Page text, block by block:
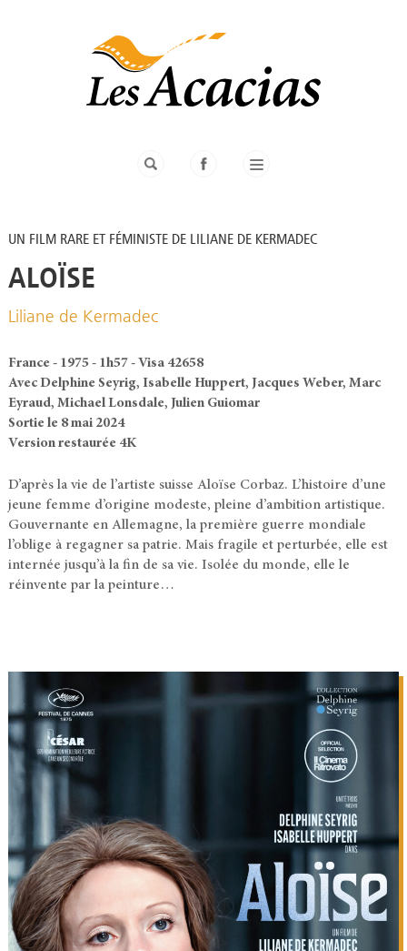
UN FILM RARE ET FÉMINISTE DE LILIANE DE KERMADEC
ALOÏSE
Liliane de Kermadec
France - 1975 - 1h57 - Visa 42658
Avec Delphine Seyrig, Isabelle Huppert, Jacques Weber, Marc
Eyraud, Michael Lonsdale, Julien Guiomar
Sortie le 8 mai 2024
Version restaurée 4K
D’après la vie de l’artiste suisse Aloïse Corbaz. L’histoire d’une
jeune femme d’origine modeste, pleine d’ambition artistique.
Gouvernante en Allemagne, la première guerre mondiale
l’oblige à regagner sa patrie. Mais fragile et perturbée, elle est
internée jusqu’à la fin de sa vie. Isolée du monde, elle le
réinvente par la peinture…